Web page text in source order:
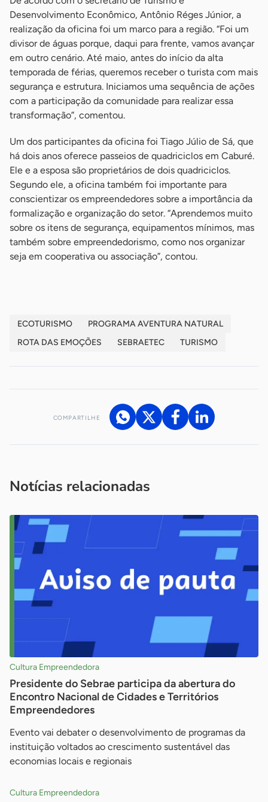
Desenvolvimento Econômico, Antônio Réges Júnior, a
realização da oficina foi um marco para a região. “Foi um
divisor de águas porque, daqui para frente, vamos avançar
em outro cenário. Até maio, antes do início da alta
temporada de férias, queremos receber o turista com mais
segurança e estrutura. Iniciamos uma sequência de ações
com a participação da comunidade para realizar essa
transformação”, comentou.
Um dos participantes da oficina foi Tiago Júlio de Sá, que
há dois anos oferece passeios de quadriciclos em Caburé.
Ele e a esposa são proprietários de dois quadriciclos.
Segundo ele, a oficina também foi importante para
conscientizar os empreendedores sobre a importância da
formalização e organização do setor. “Aprendemos muito
sobre os itens de segurança, equipamentos mínimos, mas
também sobre empreendedorismo, como nos organizar
seja em cooperativa ou associação”, contou.
ECOTURISMO
PROGRAMA AVENTURA NATURAL
ROTA DAS EMOÇÕES
SEBRAETEC TURISMO
COMPARTILHE
Notícias relacionadas
Cultura Empreendedora
Presidente do Sebrae participa da abertura do
Encontro Nacional de Cidades e Territórios
Empreendedores
Evento vai debater o desenvolvimento de programas da
instituição voltados ao crescimento sustentável das
economias locais e regionais
Cultura Empreendedora